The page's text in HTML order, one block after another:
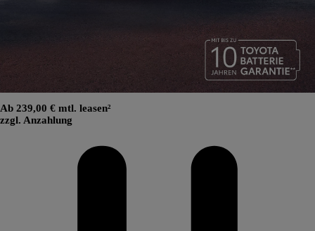
Ab 239,00 € mtl. leasen²
zzgl. Anzahlung